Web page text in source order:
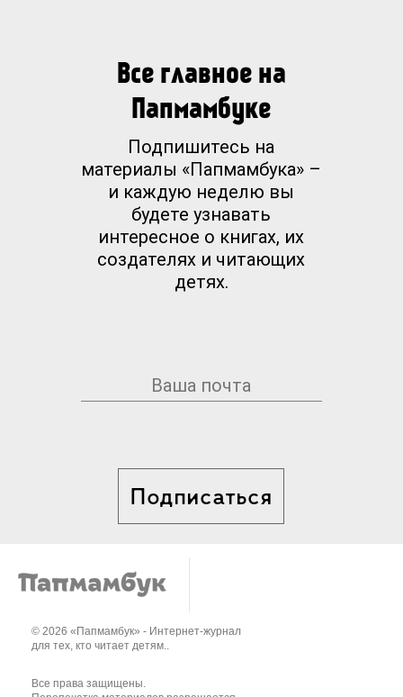
Все главное на
Папмамбуке
Подпишитесь на
материалы «Папмамбука» –
и каждую неделю вы
будете узнавать
интересное о книгах, их
создателях и читающих
детях.
Подписаться
© 2026 «Папмамбук» - Интернет-журнал
для тех, кто читает детям..
Все права защищены.